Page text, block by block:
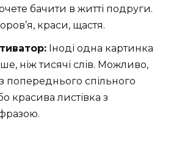
бачити в житті подруги.
краси, щастя.
Іноді одна картинка
ніж тисячі слів. Можливо,
попереднього спільного
красива листівка з